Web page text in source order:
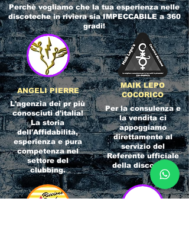
Perchè vogliamo che la tua esperienza nelle
discoteche in rivierasia IMPECCABILE a 360
gradi!
ANGELI PIERRE
L'agenzia dei pr più
conosciuti d'italia!
La storia
dell'Affidabilità,
esperienza e pura
competenza nel
settore del
clubbing.
MAIK LEPO
COCORICO
Per la consulenza e
la vendita ci
appoggiamo
direttamente al
servizio del
Referente ufficiale
della discoteca!